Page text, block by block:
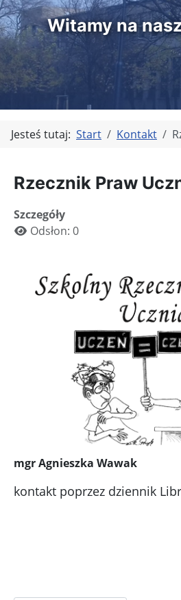
Witamy na
Jesteś tutaj: Start Kontakt
Rzecznik Praw
Szczegóły
Odsłon: 0
mgr Agnieszka Wawak
kontakt poprzez dziennik